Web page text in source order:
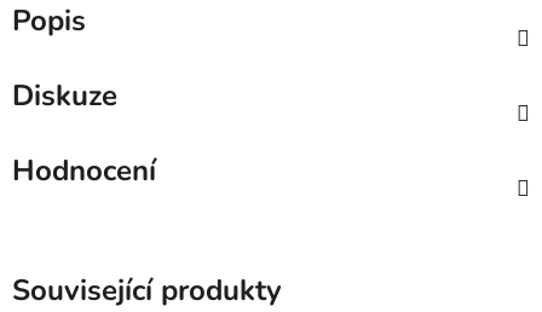
Popis
Diskuze
Hodnocení
Související produkty